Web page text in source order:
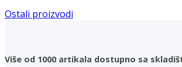
Ostali proizvodi
Više od 1000 artikala dostupno sa